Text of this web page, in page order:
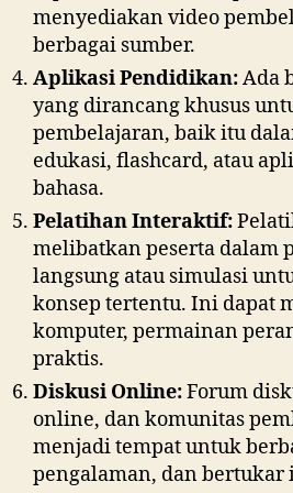
menyediakan video
berbagai sumber.
Aplikasi Pendidikan:Ada
yang dirancang khusus
pembelajaran, baik itu
edukasi, flashcard, atau
bahasa.
Pelatihan Interaktif:
melibatkan peserta dalam
langsung atau simulasi
konsep tertentu. Ini dapat
komputer, permainan
praktis.
Diskusi Online:Forum
online, dan komunitas
menjadi tempat untuk
pengalaman, dan bertukar